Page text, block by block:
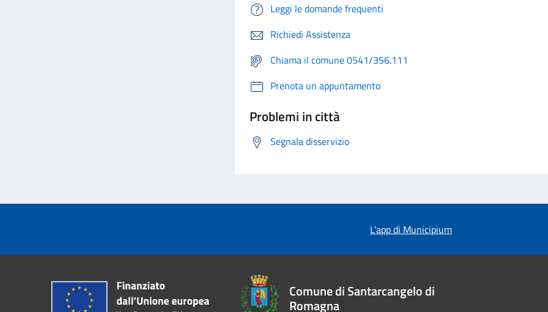
Leggi le domande frequenti
Richiedi Assistenza
Chiama il comune 0541/356.111
Prenota un appuntamento
Problemi in città
Segnala disservizio
L'app di Municipium
Comune di Santarcangelo di
Romagna